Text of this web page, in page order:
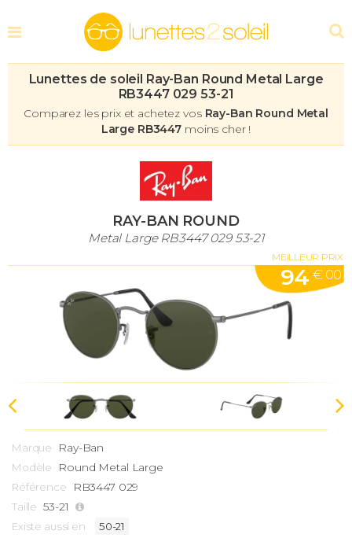
Lunettes de soleil Ray-Ban Round Metal Large
RB3447 029 53-21
Comparez les prix et achetez vos Ray-Ban Round Metal
Large RB3447 moins cher !
RAY-BAN ROUND
Metal Large RB3447 029 53-21
MEILLEUR PRIX
94 € 00
Marque Ray-Ban
Modèle Round Metal Large
Référence RB3447 029
Taille 53-21
Existe aussi en
50-21